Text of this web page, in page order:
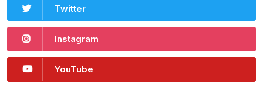
Twitter
Instagram
YouTube